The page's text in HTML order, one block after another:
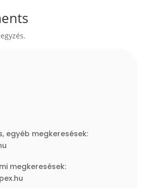
egyéb megkeresések:
megkeresések: